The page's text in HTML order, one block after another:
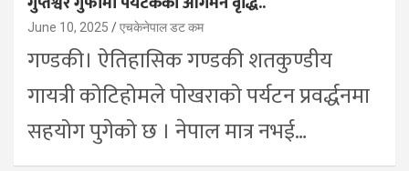
June 10, 2025 एचकेनेपाल डट कम
गण्डकी। ऐतिहासिक गण्डकी शतकुण्डीय
गायत्री कोटिहोमले पोखराको पर्यटन प्रवर्द्धनमा
सहयोग पुगेको छ । नेपाल मात्र नभई…